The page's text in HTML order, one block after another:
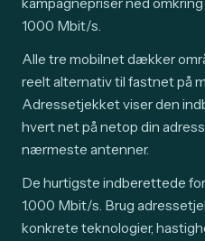
kampagnepriser ned
1000 Mbit/s.
Alle tre mobilnet dækker
reelt alternativ til fastnet på
Adressetjekket viser den
hvert net på netop din
nærmeste antenner.
De hurtigste indberettede
1.000 Mbit/s. Brug
konkrete teknologier,